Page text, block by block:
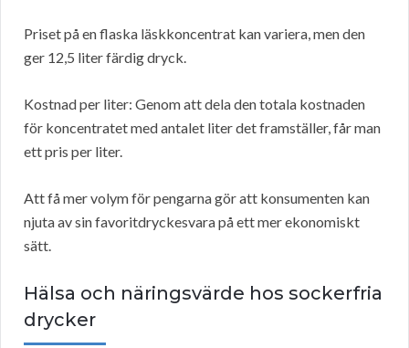
Priset på en flaska läskkoncentrat kan variera, men den
ger 12,5 liter färdig dryck.
Kostnad per liter: Genom att dela den totala kostnaden
för koncentratet med antalet liter det framställer, får man
ett pris per liter.
Att få mer volym för pengarna gör att konsumenten kan
njuta av sin favoritdryckesvara på ett mer ekonomiskt
sätt.
Hälsa och näringsvärde hos sockerfria
drycker